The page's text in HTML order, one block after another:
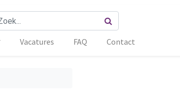
Vacatures FAQ Contact